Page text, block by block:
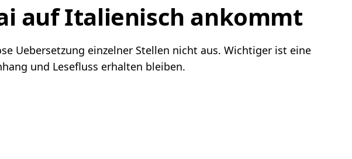
auf Italienisch ankommt
Uebersetzung einzelner Stellen nicht aus. Wichtiger ist eine
und Lesefluss erhalten bleiben.